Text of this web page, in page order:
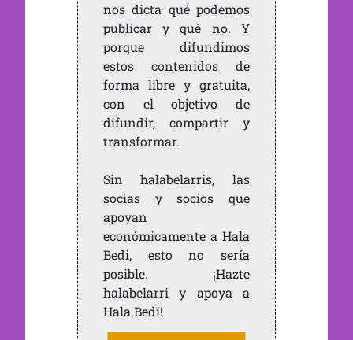
nos dicta qué podemos
publicar y qué no. Y
porque difundimos
estos contenidos de
forma libre y gratuita,
con el objetivo de
difundir, compartir y
transformar.
Sin halabelarris, las
socias y socios que
apoyan
económicamente a Hala
Bedi, esto no sería
posible. ¡Hazte
halabelarri y apoya a
Hala Bedi!